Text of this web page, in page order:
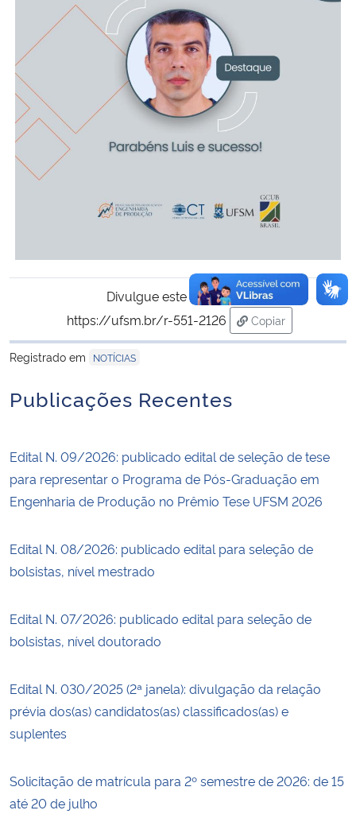
Divulgue este conteúdo:
https://ufsm.br/r-551-2126
Copiar
para área de
Registrado em
NOTÍCIAS
Publicações Recentes
Edital N. 09/2026: publicado edital de seleção de tese
para representar o Programa de Pós-Graduação em
Engenharia de Produção no Prêmio Tese UFSM 2026
Edital N. 08/2026: publicado edital para seleção de
bolsistas, nível mestrado
Edital N. 07/2026: publicado edital para seleção de
bolsistas, nível doutorado
Edital N. 030/2025 (2ª janela): divulgação da relação
prévia dos(as) candidatos(as) classificados(as) e
suplentes
Solicitação de matrícula para 2º semestre de 2026: de 15
até 20 de julho